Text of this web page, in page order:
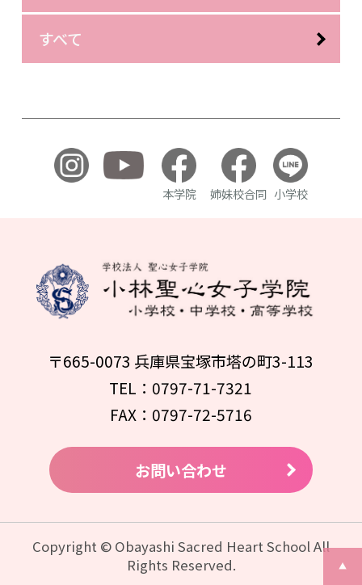
すべて
本学院 姉妹校合同 小学校
〒665-0073 兵庫県宝塚市塔の町3-113
TEL：0797-71-7321
FAX：0797-72-5716
お問い合わせ
Copyright © Obayashi Sacred Heart School All
Rights Reserved.